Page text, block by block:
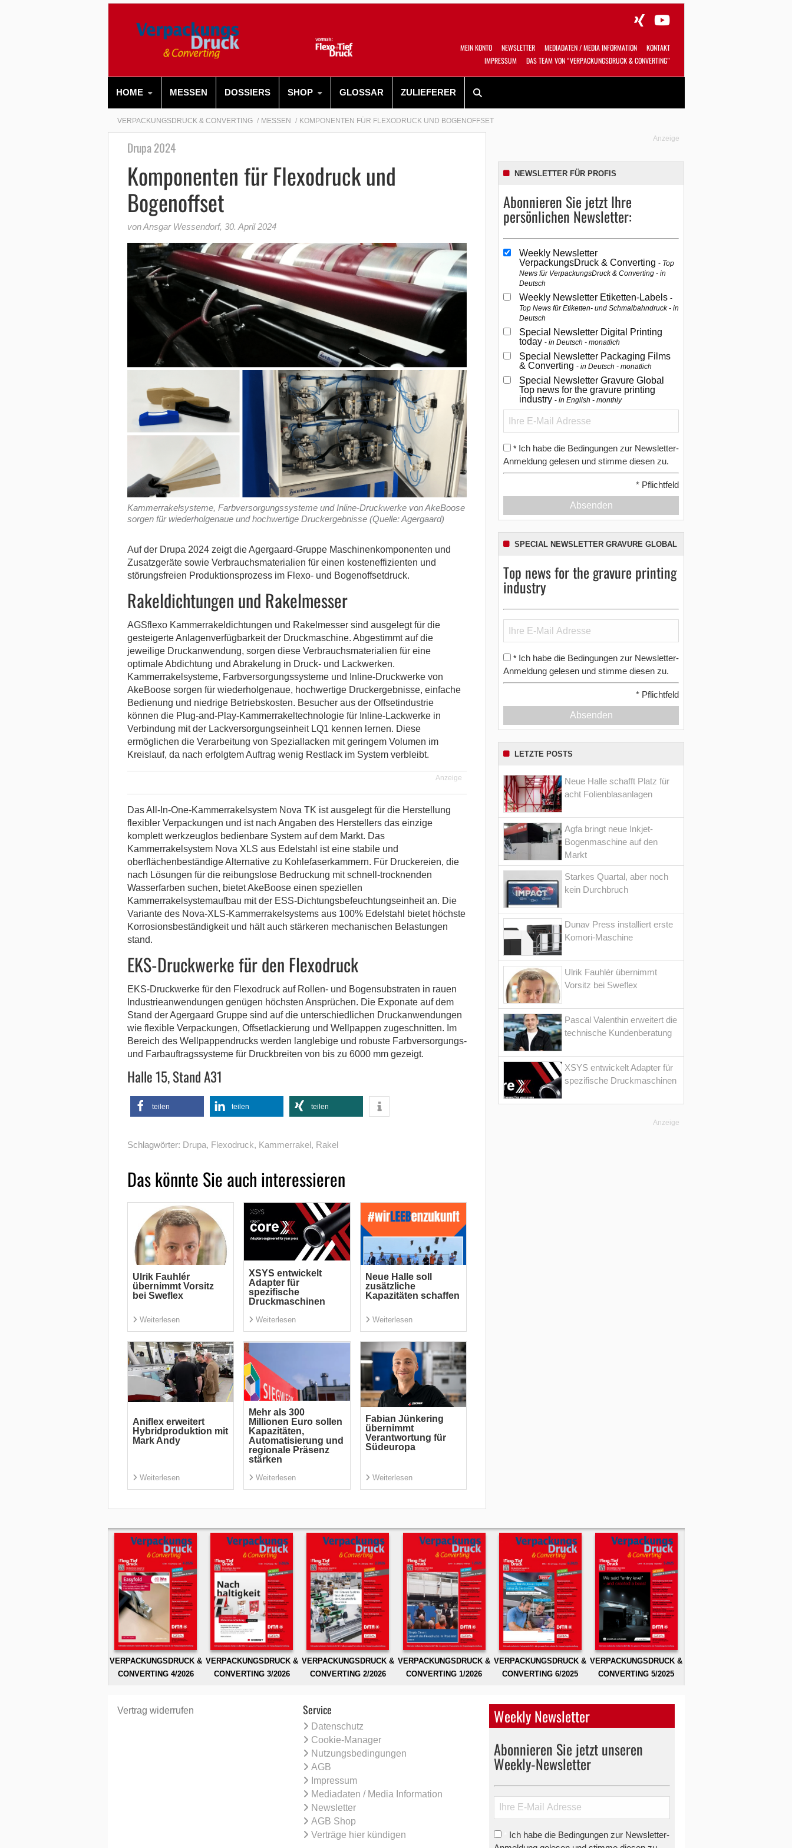
MEIN KONTO NEWSLETTER MEDIADATEN / MEDIA INFORMATION
KONTAKT
IMPRESSUM
DAS TEAM VON “VERPACKUNGSDRUCK & CONVERTING”
HOME MESSEN DOSSIERS SHOP GLOSSAR ZULIEFERER
VERPACKUNGSDRUCK & CONVERTING MESSEN KOMPONENTEN FÜR FLEXODRUCK UND BOGENOFFSET
Drupa 2024
Komponenten für Flexodruck und
Bogenoffset
von Ansgar Wessendorf, 30. April 2024
Kammerrakelsysteme, Farbversorgungssysteme und Inline-Druckwerke von AkeBoose
sorgen für wiederholgenaue und hochwertige Druckergebnisse (Quelle: Agergaard)
Auf der Drupa 2024 zeigt die Agergaard-Gruppe Maschinenkomponenten und
Zusatzgeräte sowie Verbrauchsmaterialien für einen kosteneffizienten und
störungsfreien Produktionsprozess im Flexo- und Bogenoffsetdruck.
Rakeldichtungen und Rakelmesser
AGSflexo Kammerrakeldichtungen und Rakelmesser sind ausgelegt für die
gesteigerte Anlagenverfügbarkeit der Druckmaschine. Abgestimmt auf die
jeweilige Druckanwendung, sorgen diese Verbrauchsmaterialien für eine
optimale Abdichtung und Abrakelung in Druck- und Lackwerken.
Kammerrakelsysteme, Farbversorgungssysteme und Inline-Druckwerke von
AkeBoose sorgen für wiederholgenaue, hochwertige Druckergebnisse, einfache
Bedienung und niedrige Betriebskosten. Besucher aus der Offsetindustrie
können die Plug-and-Play-Kammerrakeltechnologie für Inline-Lackwerke in
Verbindung mit der Lackversorgungseinheit LQ1 kennen lernen. Diese
ermöglichen die Verarbeitung von Speziallacken mit geringem Volumen im
Kreislauf, da nach erfolgtem Auftrag wenig Restlack im System verbleibt.
Anzeige
Das All-In-One-Kammerrakelsystem Nova TK ist ausgelegt für die Herstellung
flexibler Verpackungen und ist nach Angaben des Herstellers das einzige
komplett werkzeuglos bedienbare System auf dem Markt. Das
Kammerrakelsystem Nova XLS aus Edelstahl ist eine stabile und
oberflächenbeständige Alternative zu Kohlefaserkammern. Für Druckereien, die
nach Lösungen für die reibungslose Bedruckung mit schnell-trocknenden
Wasserfarben suchen, bietet AkeBoose einen speziellen
Kammerrakelsystemaufbau mit der ESS-Dichtungsbefeuchtungseinheit an. Die
Variante des Nova-XLS-Kammerrakelsystems aus 100% Edelstahl bietet höchste
Korrosionsbeständigkeit und hält auch stärkeren mechanischen Belastungen
stand.
EKS-Druckwerke für den Flexodruck
EKS-Druckwerke für den Flexodruck auf Rollen- und Bogensubstraten in rauen
Industrieanwendungen genügen höchsten Ansprüchen. Die Exponate auf dem
Stand der Agergaard Gruppe sind auf die unterschiedlichen Druckanwendungen
wie flexible Verpackungen, Offsetlackierung und Wellpappen zugeschnitten. Im
Bereich des Wellpappendrucks werden langlebige und robuste Farbversorgungs-
und Farbauftragssysteme für Druckbreiten von bis zu 6000 mm gezeigt.
Halle 15, Stand A31
teilen teilen teilen
Schlagwörter: Drupa, Flexodruck, Kammerrakel, Rakel
Das könnte Sie auch interessieren
Ulrik Fauhlér
übernimmt Vorsitz
bei Sweflex
Weiterlesen
XSYS entwickelt
Adapter für
spezifische
Druckmaschinen
Weiterlesen
Neue Halle soll
zusätzliche
Kapazitäten schaffen
Weiterlesen
Aniflex erweitert
Hybridproduktion mit
Mark Andy
Weiterlesen
Mehr als 300
Millionen Euro sollen
Kapazitäten,
Automatisierung und
regionale Präsenz
stärken
Weiterlesen
Fabian Jünkering
übernimmt
Verantwortung für
Südeuropa
Weiterlesen
Anzeige
NEWSLETTER FÜR PROFIS
Abonnieren Sie jetzt Ihre
persönlichen Newsletter:
Weekly Newsletter
VerpackungsDruck & Converting Top
News für VerpackungsDruck & Converting - in
Deutsch
Weekly Newsletter Etiketten-Labels
Top News für Etiketten- und Schmalbahndruck - in
Deutsch
Special Newsletter Digital Printing
today in Deutsch - monatlich
Special Newsletter Packaging Films
& Converting in Deutsch - monatlich
Special Newsletter Gravure Global
Top news for the gravure printing
industry in English - monthly
* Ich habe die Bedingungen zur Newsletter-
Anmeldung gelesen und stimme diesen zu.
* Pflichtfeld
Absenden
SPECIAL NEWSLETTER GRAVURE GLOBAL
Top news for the gravure printing
industry
* Ich habe die Bedingungen zur Newsletter-
Anmeldung gelesen und stimme diesen zu.
* Pflichtfeld
Absenden
LETZTE POSTS
Neue Halle schafft Platz für
acht Folienblasanlagen
Agfa bringt neue Inkjet-
Bogenmaschine auf den
Markt
Starkes Quartal, aber noch
kein Durchbruch
Dunav Press installiert erste
Komori-Maschine
Ulrik Fauhlér übernimmt
Vorsitz bei Sweflex
Pascal Valenthin erweitert die
technische Kundenberatung
XSYS entwickelt Adapter für
spezifische Druckmaschinen
Anzeige
VERPACKUNGSDRUCK &
CONVERTING 4/2026
VERPACKUNGSDRUCK &
CONVERTING 3/2026
VERPACKUNGSDRUCK &
CONVERTING 2/2026
VERPACKUNGSDRUCK &
CONVERTING 1/2026
VERPACKUNGSDRUCK &
CONVERTING 6/2025
VERPACKUNGSDRUCK &
CONVERTING 5/2025
Vertrag widerrufen Service
Datenschutz
Cookie-Manager
Nutzungsbedingungen
AGB
Impressum
Mediadaten / Media Information
Newsletter
AGB Shop
Verträge hier kündigen
Weekly Newsletter
Abonnieren Sie jetzt unseren
Weekly-Newsletter
Ich habe die Bedingungen zur Newsletter-